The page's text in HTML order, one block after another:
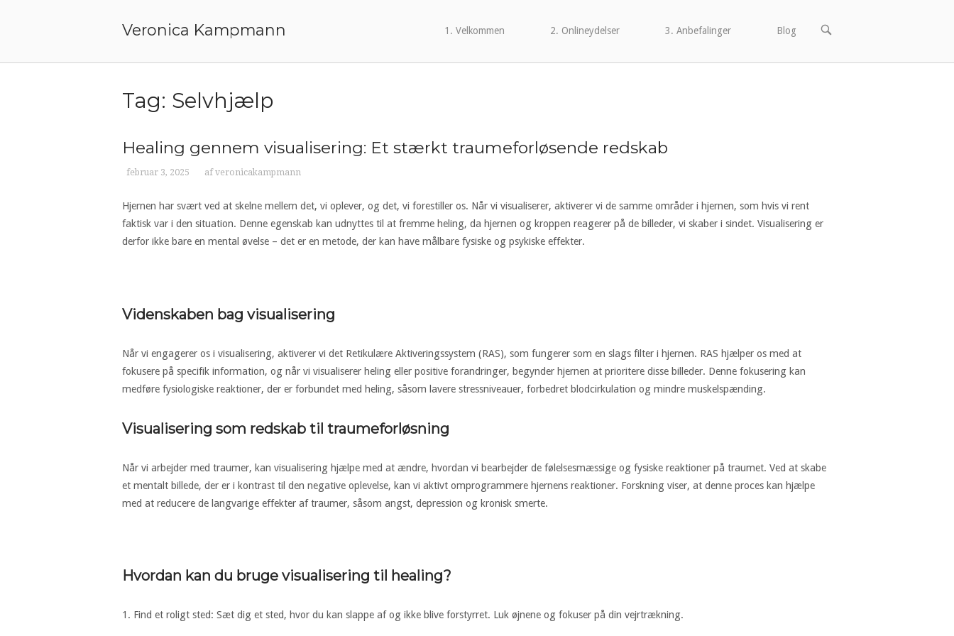
Veronica Kampmann 1. Velkommen 2. Onlineydelser 3. Anbefalinger Blog
ÅBN
Tag: Selvhjælp
Healing gennem visualisering: Et stærkt traumeforløsende redskab
februar 3, 2025 afveronicakampmann
Hjernen har svært ved at skelne mellem det, vi oplever, og det, vi forestiller os. Når vi visualiserer, aktiverer vi de samme områder i hjernen, som hvis vi rent
faktisk var i den situation. Denne egenskab kan udnyttes til at fremme heling, da hjernen og kroppen reagerer på de billeder, vi skaber i sindet. Visualisering er
derfor ikke bare en mental øvelse – det er en metode, der kan have målbare fysiske og psykiske effekter.
Videnskaben bag visualisering
Når vi engagerer os i visualisering, aktiverer vi det Retikulære Aktiveringssystem (RAS), som fungerer som en slags filter i hjernen. RAS hjælper os med at
fokusere på specifik information, og når vi visualiserer heling eller positive forandringer, begynder hjernen at prioritere disse billeder. Denne fokusering kan
medføre fysiologiske reaktioner, der er forbundet med heling, såsom lavere stressniveauer, forbedret blodcirkulation og mindre muskelspænding.
Visualisering som redskab til traumeforløsning
Når vi arbejder med traumer, kan visualisering hjælpe med at ændre, hvordan vi bearbejder de følelsesmæssige og fysiske reaktioner på traumet. Ved at skabe
et mentalt billede, der er i kontrast til den negative oplevelse, kan vi aktivt omprogrammere hjernens reaktioner. Forskning viser, at denne proces kan hjælpe
med at reducere de langvarige effekter af traumer, såsom angst, depression og kronisk smerte.
Hvordan kan du bruge visualisering til healing?
1. Find et roligt sted: Sæt dig et sted, hvor du kan slappe af og ikke blive forstyrret. Luk øjnene og fokuser på din vejrtrækning.